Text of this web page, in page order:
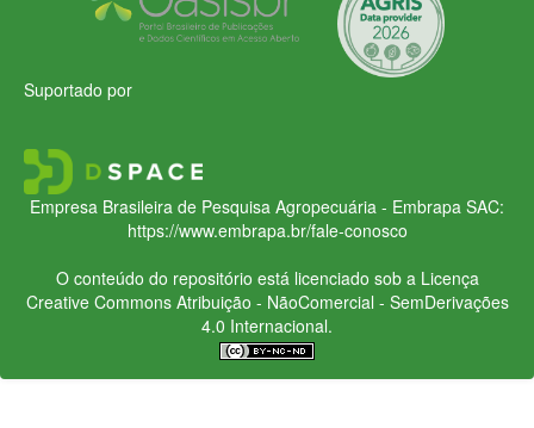
Suportado por
Empresa Brasileira de Pesquisa Agropecuária - Embrapa SAC:
https://www.embrapa.br/fale-conosco
O conteúdo do repositório está licenciado sob a Licença
Creative CommonsAtribuição - NãoComercial - SemDerivações
4.0 Internacional.